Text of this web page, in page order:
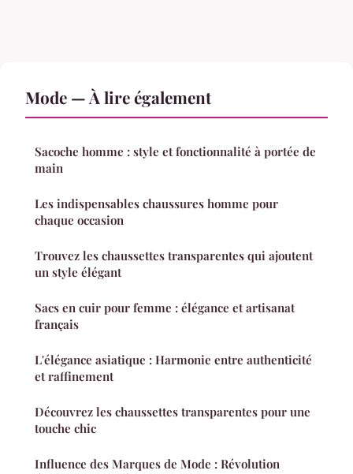
Mode — À lire également
Sacoche homme : style et fonctionnalité à portée de
main
Les indispensables chaussures homme pour
chaque occasion
Trouvez les chaussettes transparentes qui ajoutent
un style élégant
Sacs en cuir pour femme : élégance et artisanat
français
L'élégance asiatique : Harmonie entre authenticité
et raffinement
Découvrez les chaussettes transparentes pour une
touche chic
Influence des Marques de Mode : Révolution